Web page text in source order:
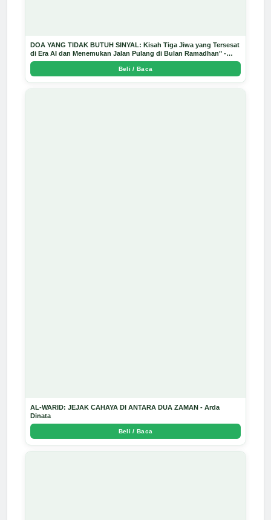
DOA YANG TIDAK BUTUH SINYAL: Kisah Tiga Jiwa yang Tersesat
di Era AI dan Menemukan Jalan Pulang di Bulan Ramadhan" -
Arda Dinata
Beli / Baca
AL-WARID: JEJAK CAHAYA DI ANTARA DUA ZAMAN - Arda
Dinata
Beli / Baca